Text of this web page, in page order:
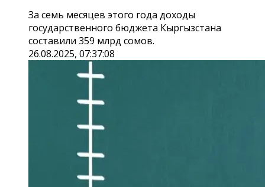
За семь месяцев этого года доходы
государственного бюджета Кыргызстана
составили 359 млрд сомов.
26.08.2025, 07:37:08